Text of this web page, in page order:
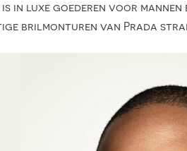
in luxe goederen voor
brilmonturen van Prada